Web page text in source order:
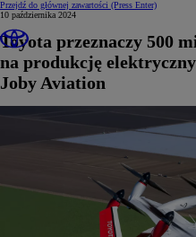
Przejdź do głównej zawartości (Press Enter)
10 października 2024
Toyota przeznaczy 500
na produkcję
Joby Aviation